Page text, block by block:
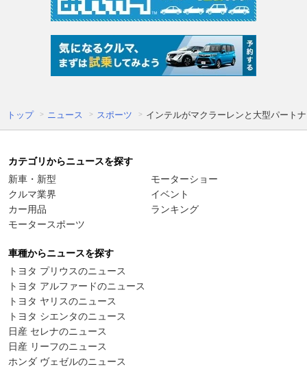
トップ ニュース スポーツ インテルがマクラーレンと大型パート
カテゴリからニュースを探す
新車・新型
クルマ業界
カー用品
モータースポーツ
モーターショー
イベント
ランキング
車種からニュースを探す
トヨタ プリウスのニュース
トヨタ アルファードのニュース
トヨタ ヤリスのニュース
トヨタ シエンタのニュース
日産 セレナのニュース
日産 リーフのニュース
ホンダ ヴェゼルのニュース